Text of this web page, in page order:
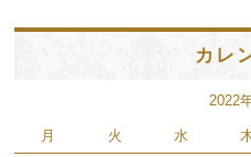
カレ
2022
月 火 水